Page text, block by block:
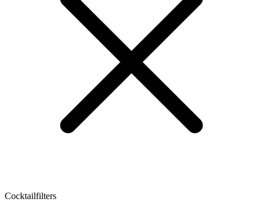
Cocktailfilters